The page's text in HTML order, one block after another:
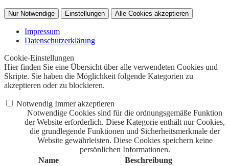
Nur Notwendige Einstellungen Alle Cookies akzeptieren
Impressum
Datenschutzerklärung
Cookie-Einstellungen
Hier finden Sie eine Übersicht über alle verwendeten Cookies und
Skripte. Sie haben die Möglichkeit folgende Kategorien zu
akzeptieren oder zu blockieren.
Notwendig Immer akzeptieren
Notwendige Cookies sind für die ordnungsgemäße Funktion
der Website erforderlich. Diese Kategorie enthält nur Cookies,
die grundlegende Funktionen und Sicherheitsmerkmale der
Website gewährleisten. Diese Cookies speichern keine
persönlichen Informationen.
Name
Beschreibung